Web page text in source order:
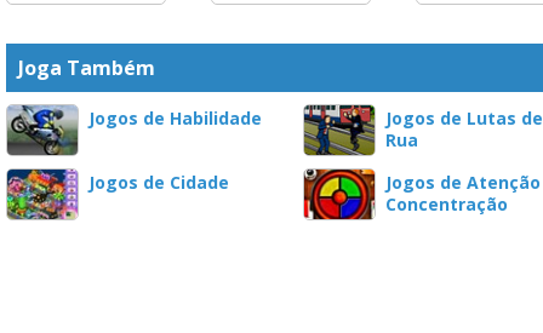
Joga Também
Jogos de Habilidade
Jogos de Lutas de
Rua
Jogos de Cidade
Jogos de
Concentração